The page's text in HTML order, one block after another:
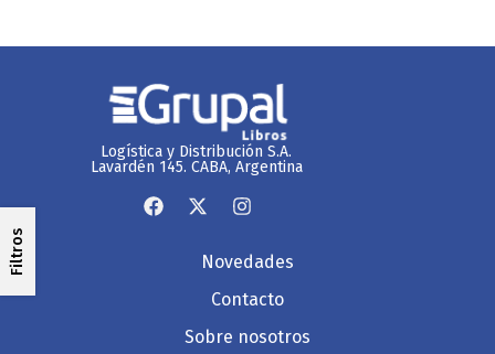
Filtros
Logística y Distribución S.A.
Lavardén 145. CABA, Argentina
Novedades
Contacto
Sobre nosotros